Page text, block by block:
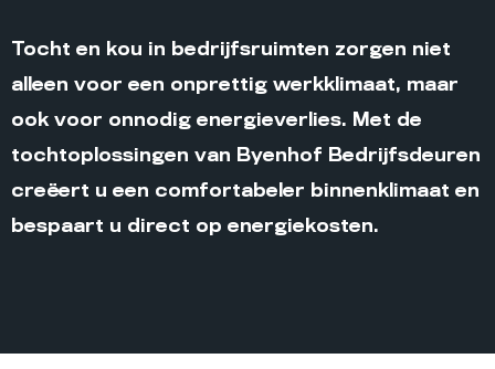
Tocht en kou in bedrijfsruimten zorgen niet
alleen voor een onprettig werkklimaat, maar
ook voor onnodig energieverlies. Met de
tochtoplossingen van Byenhof Bedrijfsdeuren
creëert u een comfortabeler binnenklimaat en
bespaart u direct op energiekosten.